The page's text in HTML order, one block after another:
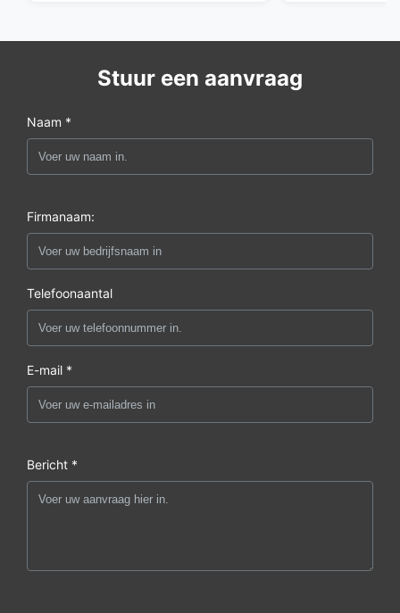
Stuur een aanvraag
Naam *
Firmanaam:
Telefoonaantal
E-mail *
Bericht *